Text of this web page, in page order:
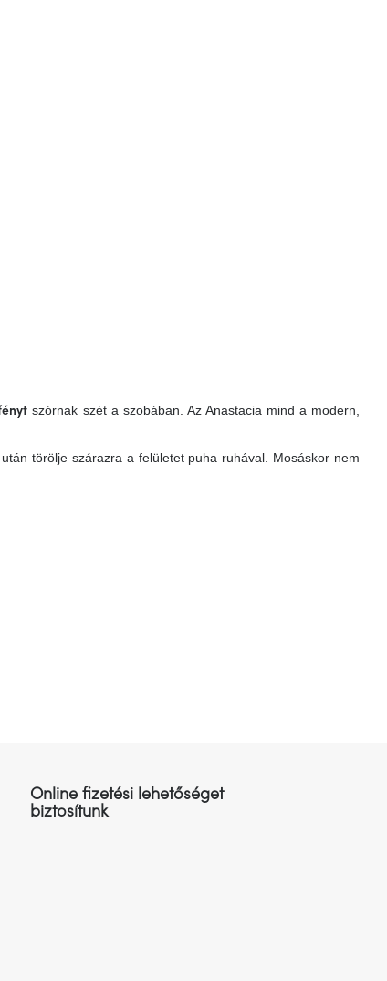
szórnak szét a szobában. Az Anastacia mind a modern,
törölje szárazra a felületet puha ruhával. Mosáskor nem
Online fizetési lehetőséget
biztosítunk